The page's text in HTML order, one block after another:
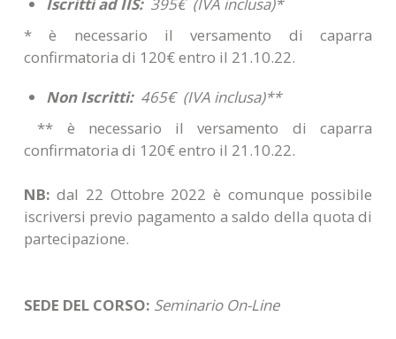
Iscritti ad IIS: 395€ (IVA inclusa)*
* è necessario il versamento di caparra
confirmatoria di 120€ entro il 21.10.22.
Non Iscritti:465€ (IVA inclusa)**
** è necessario il versamento di caparra
confirmatoria di 120€ entro il 21.10.22.
NB: dal 22 Ottobre 2022 è comunque possibile
iscriversi previo pagamento a saldo della quota di
partecipazione.
SEDE DEL CORSO: Seminario On-Line